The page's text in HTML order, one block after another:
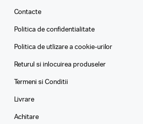
Contacte
Politica de confidentialitate
Politica de utlizare a cookie-urilor
Returul si inlocuirea produseler
Termeni si Conditii
Livrare
Achitare